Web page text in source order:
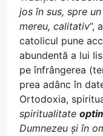
jos în sus, spre
mereu, calitativ”,
catolicul pune
abundentă a lui
pe înfrângerea
prea adânc în
Ortodoxia,
spiritualitate
Dumnezeu și în